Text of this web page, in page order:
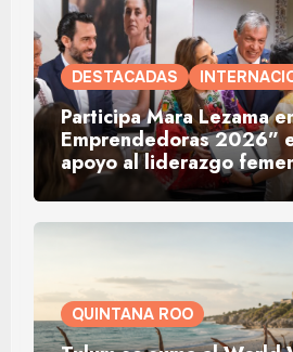
DESTACADAS
Participa Mara Lezama
Emprendedoras 2026”
apoyo al liderazgo
QUINTANA ROO